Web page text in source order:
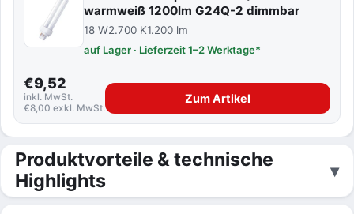
warmweiß 1200lm G24Q-2 dimmbar
18 W2.700 K1.200 lm
auf Lager · Lieferzeit 1–2 Werktage*
€9,52
inkl. MwSt.
€8,00 exkl. MwSt.
Zum Artikel
Produktvorteile & technische
Highlights